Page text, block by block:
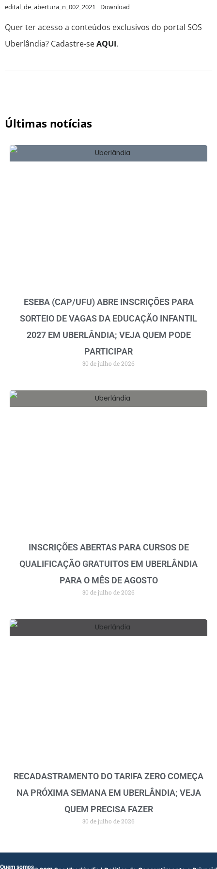
edital_de_abertura_n_002_2021 Download
Quer ter acesso a conteúdos exclusivos do portal SOS
Uberlândia? Cadastre-seAQUI.
Últimas notícias
ESEBA (CAP/UFU) ABRE INSCRIÇÕES PARA
SORTEIO DE VAGAS DA EDUCAÇÃO INFANTIL
2027 EM UBERLÂNDIA; VEJA QUEM PODE
PARTICIPAR
30 de julho de 2026
INSCRIÇÕES ABERTAS PARA CURSOS DE
QUALIFICAÇÃO GRATUITOS EM UBERLÂNDIA
PARA O MÊS DE AGOSTO
30 de julho de 2026
RECADASTRAMENTO DO TARIFA ZERO COMEÇA
NA PRÓXIMA SEMANA EM UBERLÂNDIA; VEJA
QUEM PRECISA FAZER
30 de julho de 2026
Quem somos